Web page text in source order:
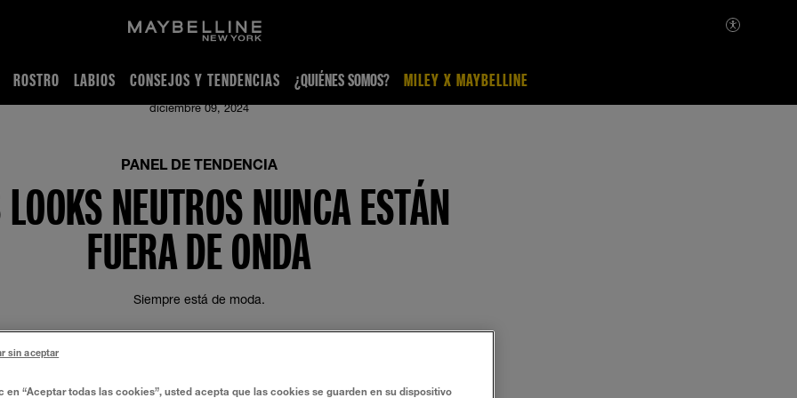
ROSTRO LABIOS CONSEJOS Y TENDENCIAS ¿QUIÉNES SOMOS? MILEY X MAYBELLINE
de los mejores productos de corrector
diciembre 09, 2024
PANEL DE TENDENCIA
NEUTROS NUNCA ESTÁN
FUERA DE ONDA
Siempre está de moda.
imperfecciones como iluminar tu mirada ¡Revisá más aquí!
en “Aceptar todas las cookies”, usted acepta que las cookies se guarden en su dispositivo
sin aceptar